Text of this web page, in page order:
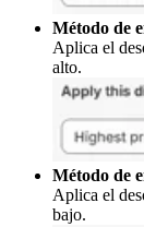
Método de
Aplica el
alto.
Método de
Aplica el
bajo.